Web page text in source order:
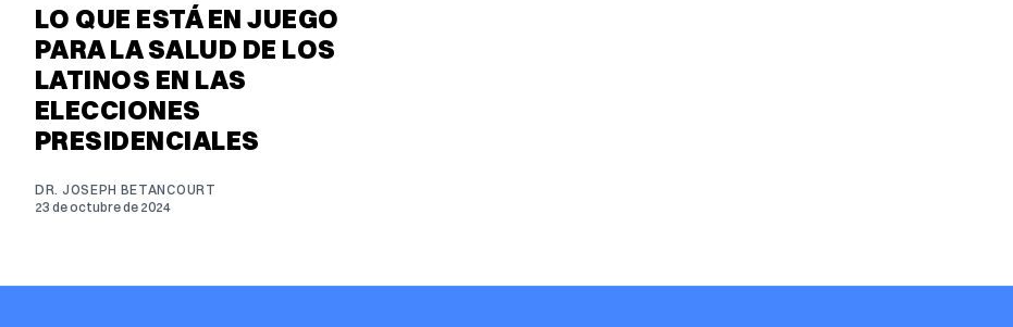
LO QUE ESTÁ EN JUEGO
PARA LA SALUD DE LOS
LATINOS EN LAS
ELECCIONES
PRESIDENCIALES
DR. JOSEPH BETANCOURT
23 de octubre de 2024